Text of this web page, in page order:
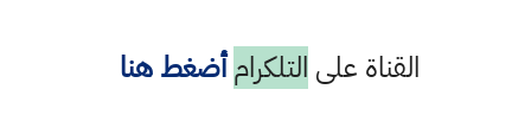
القناة على التلكرام أضغط هنا